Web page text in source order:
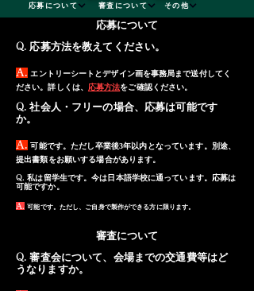
応募について 審査について その他
​応募について
Q. 応募方法を教えてください。
A. エントリーシートとデザイン画を事務局まで送付してく
ださい。詳しくは、
応募方法をご確認ください。
Q. 社会人・フリーの場合、応募は可能です
か。
A. 可能です。ただし卒業後3年以内となっています。別途、
提出書類をお願いする場合があります。
Q. 私は留学生です。今は日本語学校に通っています。応募は
可能ですか。
A. 可能です。ただし、ご自身で製作ができる方に限ります。
審査について
Q. 審査会について、会場までの交通費等はど
うなりますか。